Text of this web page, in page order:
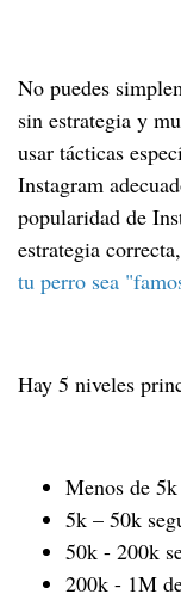
No puedes
sin estrategia y
usar tácticas
Instagram
popularidad de
estrategia
tu perro sea
Hay 5 niveles
Menos de
5k – 50k
50k - 200k
200k - 1M